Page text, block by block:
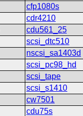
cfp1080s
cdr4210
cdu561_25
scsi_dtc510
nscsi_sa1403d
scsi_pc98_hd
scsi_tape
scsi_s1410
cw7501
cdu75s